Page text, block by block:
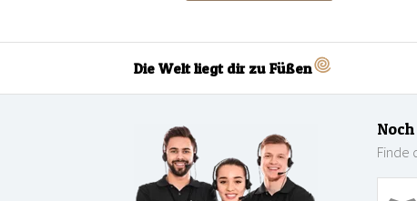
Die Welt liegt dir zu Füßen
Finde